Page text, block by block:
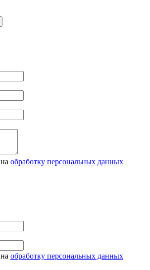
обработку персональных данных
обработку персональных данных